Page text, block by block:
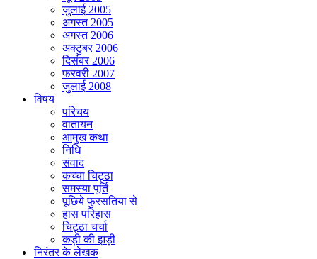
जुलाई 2005
अगस्त 2005
अगस्त 2006
अक्टुबर 2006
दिसंबर 2006
फरवरी 2007
जुलाई 2008
विषय
परिचय
वातायन
आमुख कथा
निधि
संवाद
कच्चा चिट्ठा
समस्या पूर्ति
पूछिये फुरसतिया से
हास परिहास
चिट्ठा चर्चा
कड़ी की झड़ी
निरंतर के लेखक